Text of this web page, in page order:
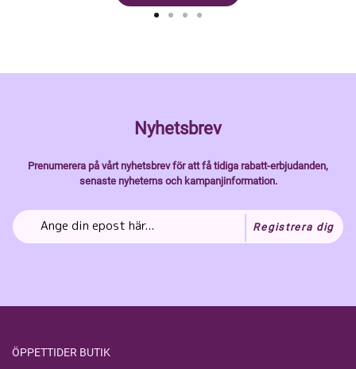
Nyhetsbrev
Prenumerera på vårt nyhetsbrev för att få tidiga rabatt-erbjudanden,
senaste nyheterns och kampanjinformation.
Registrera dig
ÖPPETTIDER BUTIK